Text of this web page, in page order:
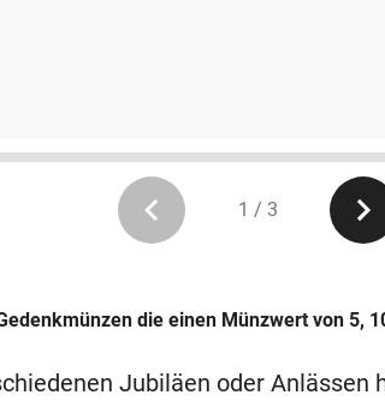
1 / 3
die einen Münzwert von 5,
Jubiläen oder Anlässen